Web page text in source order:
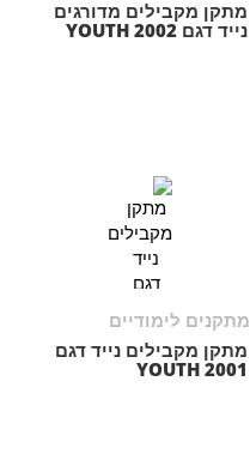
מתקן מקבילים מדורגים
נייד דגם YOUTH 2002
מתקנים לימודיים
מתקן מקבילים נייד דגם
YOUTH 2001